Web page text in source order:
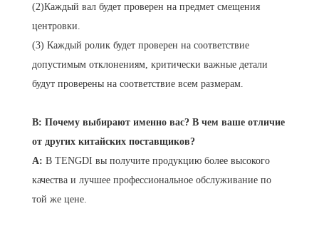
(2)Каждый вал будет проверен на предмет смещения
центровки.
(3) Каждый ролик будет проверен на соответствие
допустимым отклонениям, критически важные детали
будут проверены на соответствие всем размерам.
В: Почему выбирают именно вас? В чем ваше отличие
от других китайских поставщиков?
A: В TENGDI вы получите продукцию более высокого
качества и лучшее профессиональное обслуживание по
той же цене.